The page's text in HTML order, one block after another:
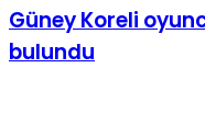
Güney Koreli
bulundu